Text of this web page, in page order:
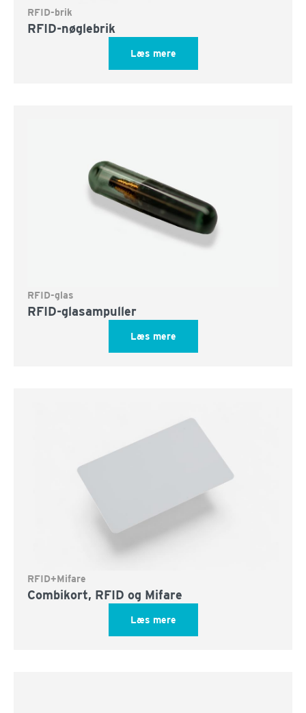
RFID-brik
RFID-nøglebrik
Læs mere
RFID-glas
RFID-glasampuller
Læs mere
RFID+Mifare
Combikort, RFID og Mifare
Læs mere